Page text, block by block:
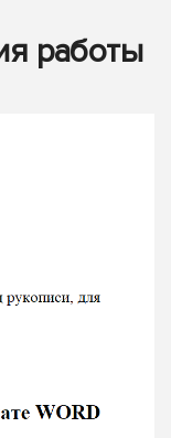
работы